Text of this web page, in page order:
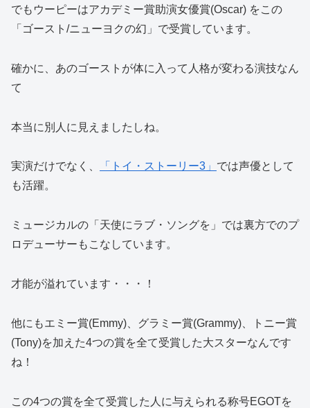
でもウーピーはアカデミー賞助演女優賞(Oscar) をこの
「ゴースト/ニューヨクの幻」で受賞しています。
確かに、あのゴーストが体に入って人格が変わる演技なん
て
本当に別人に見えましたしね。
実演だけでなく、 「トイ・ストーリー3」 では声優として
も活躍。
ミュージカルの「天使にラブ・ソングを」では裏方でのプ
ロデューサー もこなしています。
才能が溢れています・・・！
他にもエミー賞(Emmy)、グラミー賞(Grammy)、トニー賞
(Tony)を加えた4つの賞を全て受賞した大スターなんです
ね！
この4つの賞を全て受賞した人に与えられる称号EGOTを